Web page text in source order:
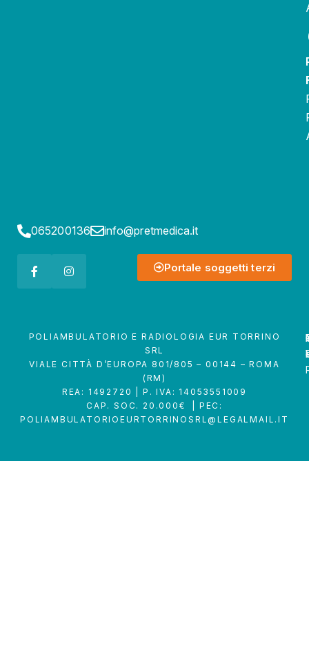
065200136 info@pretmedica.it
Portale soggetti terzi
POLIAMBULATORIO E RADIOLOGIA EUR TORRINO
SRL
VIALE CITTÀ D’EUROPA 801/805 – 00144 – ROMA
(RM)
REA: 1492720 | P. IVA: 14053551009
CAP. SOC. 20.000€ | PEC:
POLIAMBULATORIOEURTORRINOSRL@LEGALMAIL.IT